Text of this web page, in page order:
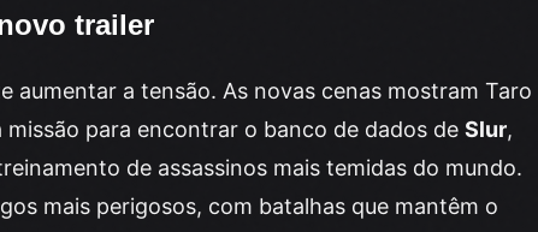
trailer
aumentar a tensão. As novas cenas mostram Taro
para encontrar o banco de dados de Slur,
de assassinos mais temidas do mundo.
mais perigosos, com batalhas que mantêm o